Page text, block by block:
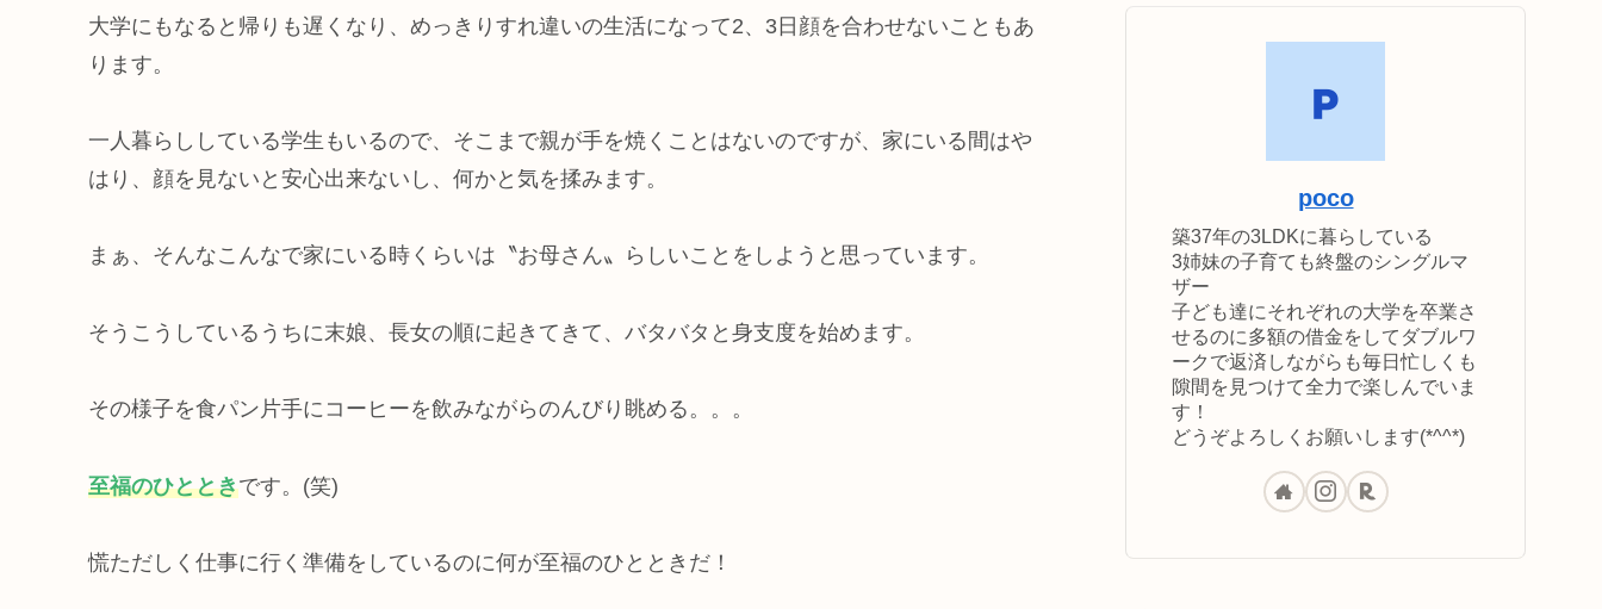
大学にもなると帰りも遅くなり、めっきりすれ違いの生活になって2、3日顔を合わせないこともあ
ります。
一人暮らししている学生もいるので、そこまで親が手を焼くことはないのですが、家にいる間はや
はり、顔を見ないと安心出来ないし、何かと気を揉みます。
まぁ、そんなこんなで家にいる時くらいは〝お母さん〟らしいことをしようと思っています。
そうこうしているうちに末娘、長女の順に起きてきて、バタバタと身支度を始めます。
その様子を食パン片手にコーヒーを飲みながらのんびり眺める。。。
至福のひとときです。(笑)
慌ただしく仕事に行く準備をしているのに何が至福のひとときだ！
poco
築37年の3LDKに暮らしている
3姉妹の子育ても終盤のシングルマ
ザー
子ども達にそれぞれの大学を卒業さ
せるのに多額の借金をしてダブルワ
ークで返済しながらも毎日忙しくも
隙間を見つけて全力で楽しんでいま
す！
どうぞよろしくお願いします(*^^*)